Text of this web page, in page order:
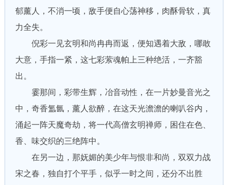
郁薰人，不消一顷，敌手便自心荡神移，肉酥骨软，真
力全失。
倪彩一见玄明和尚冉冉而返，便知遇着大敌，哪敢
大意，手指一紧，这七彩萦魂帕上三种绝活，一齐豁
出。
霎那间，彩带生辉，冶音动性，在一片妙曼音光之
中，奇香氲氤，薰人欲醉，在这天光澹澹的喇叭谷内，
涌起一阵天魔奇劫，将一代高僧玄明禅师，困住在色、
香、味交织的三绝阵中。
在另一边，那妩媚的美少年与恨非和尚，双双力战
宋之春，独自打个平手，似乎一时之间，还分不出胜